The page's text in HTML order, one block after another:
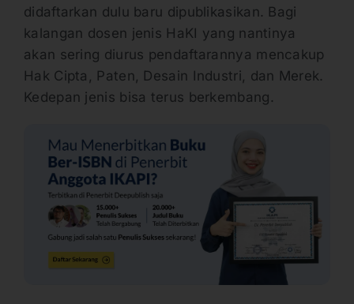
didaftarkan dulu baru dipublikasikan. Bagi
kalangan dosen jenis HaKI yang nantinya
akan sering diurus pendaftarannya mencakup
Hak Cipta, Paten, Desain Industri, dan Merek.
Kedepan jenis bisa terus berkembang.